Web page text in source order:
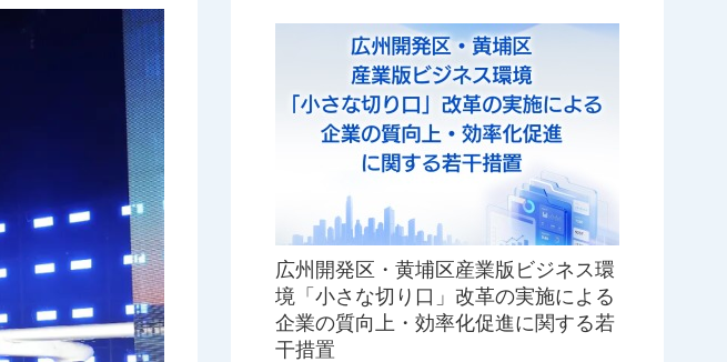
広州開発区・黄埔区産業版ビジネス環
境「小さな切り口」改革の実施による
企業の質向上・効率化促進に関する若
干措置